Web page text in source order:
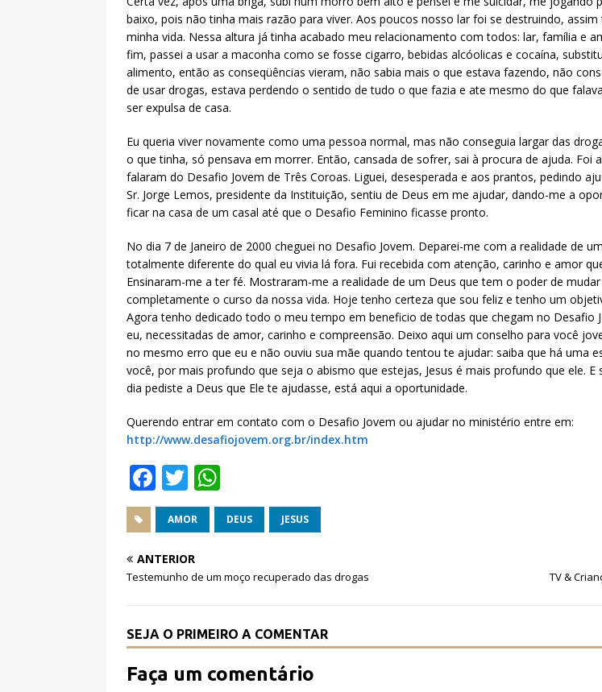
baixo, pois não tinha mais razão para viver. Aos poucos nosso lar foi se destruindo,
minha vida. Nessa altura já tinha acabado meu relacionamento com todos: lar, família e
fim, passei a usar a maconha como se fosse cigarro, bebidas alcóolicas e cocaína,
alimento, então as conseqüências vieram, não sabia mais o que estava fazendo, não
de usar drogas, estava perdendo o sentido de tudo o que fazia e ate mesmo do que
ser expulsa de casa.
Eu queria viver novamente como uma pessoa normal, mas não conseguia largar das
o que tinha, só pensava em morrer. Então, cansada de sofrer, sai à procura de ajuda. Foi
falaram do Desafio Jovem de Três Coroas. Liguei, desesperada e aos prantos, pedindo
Sr. Jorge Lemos, presidente da Instituição, sentiu de Deus em me ajudar, dando-me a
ficar na casa de um casal até que o Desafio Feminino ficasse pronto.
No dia 7 de Janeiro de 2000 cheguei no Desafio Jovem. Deparei-me com a realidade de
totalmente diferente do qual eu vivia lá fora. Fui recebida com atenção, carinho e amor
Ensinaram-me a ter fé. Mostraram-me a realidade de um Deus que tem o poder de mudar
completamente o curso da nossa vida. Hoje tenho certeza que sou feliz e tenho um
Agora tenho dedicado todo o meu tempo em beneficio de todas que chegam no Desafio
eu, necessitadas de amor, carinho e compreensão. Deixo aqui um conselho para você
no mesmo erro que eu e não ouviu sua mãe quando tentou te ajudar: saiba que há uma
você, por mais profundo que seja o abismo que estejas, Jesus é mais profundo que ele. E
dia pediste a Deus que Ele te ajudasse, está aqui a oportunidade.
Querendo entrar em contato com o Desafio Jovem ou ajudar no ministério entre em:
http://www.desafiojovem.org.br/index.htm
F
a
c
e
b
o
k
T
w
it
te
r
h
at
A
p
AMOR DEUS JESUS
ANTERIOR
Testemunho de um moço recuperado das drogas TV &
SEJA O PRIMEIRO A COMENTAR
Faça um comentário